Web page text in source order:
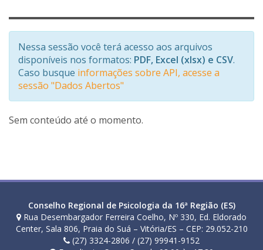
Nessa sessão você terá acesso aos arquivos
disponíveis nos formatos: PDF, Excel (xlsx) e CSV.
Caso busque informações sobre API, acesse a
sessão "Dados Abertos"
Sem conteúdo até o momento.
Conselho Regional de Psicologia da 16ª Região (ES)
Rua Desembargador Ferreira Coelho, Nº 330, Ed. Eldorado
Center, Sala 806, Praia do Suá – Vitória/ES – CEP: 29.052-210
(27) 3324-2806 / (27) 99941-9152